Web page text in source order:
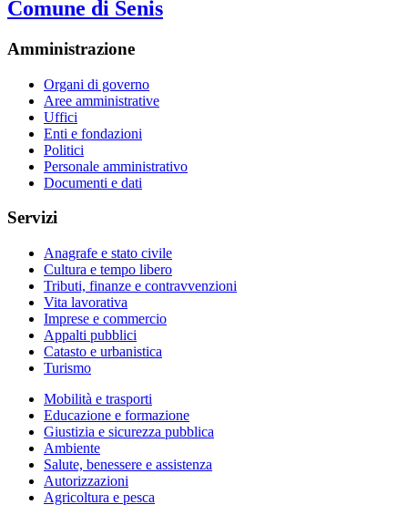
Comune di Senis
Amministrazione
Organi di governo
Aree amministrative
Uffici
Enti e fondazioni
Politici
Personale amministrativo
Documenti e dati
Servizi
Anagrafe e stato civile
Cultura e tempo libero
Tributi, finanze e contravvenzioni
Vita lavorativa
Imprese e commercio
Appalti pubblici
Catasto e urbanistica
Turismo
Mobilità e trasporti
Educazione e formazione
Giustizia e sicurezza pubblica
Ambiente
Salute, benessere e assistenza
Autorizzazioni
Agricoltura e pesca